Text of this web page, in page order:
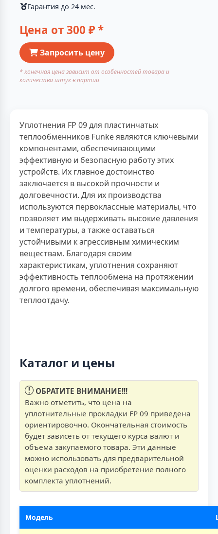
Гарантия до 24 мес.
Цена от300 ₽ *
Запросить цену
* конечная цена зависит от особенностей товара и
количества штук в партии
Уплотнения FP 09 для пластинчатых
теплообменников Funke являются ключевыми
компонентами, обеспечивающими
эффективную и безопасную работу этих
устройств. Их главное достоинство
заключается в высокой прочности и
долговечности. Для их производства
используются первоклассные материалы, что
позволяет им выдерживать высокие давления
и температуры, а также оставаться
устойчивыми к агрессивным химическим
веществам. Благодаря своим
характеристикам, уплотнения сохраняют
эффективность теплообмена на протяжении
долгого времени, обеспечивая максимальную
теплоотдачу.
Каталог и цены
ОБРАТИТЕ ВНИМАНИЕ!!!
Важно отметить, что цена на
уплотнительные прокладки FP 09 приведена
ориентировочно. Окончательная стоимость
будет зависеть от текущего курса валют и
объема закупаемого товара. Эти данные
можно использовать для предварительной
оценки расходов на приобретение полного
комплекта уплотнений.
Модель